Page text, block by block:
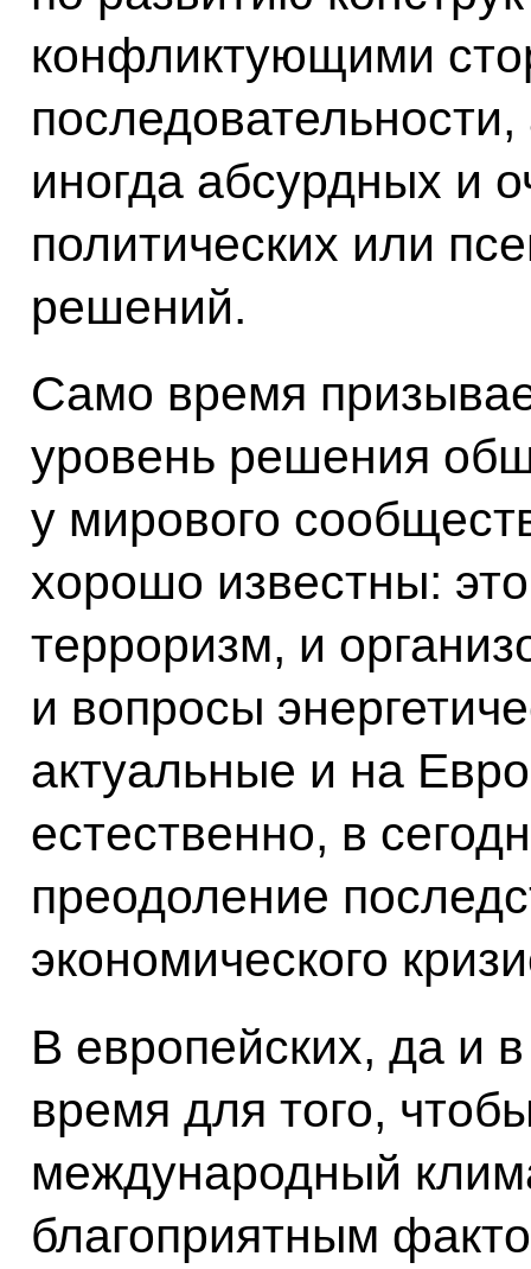
конфликтующими
иногда абсурдных и
политических или
решений.
Само время
уровень решения
у мирового
хорошо известны:
терроризм, и
и вопросы
актуальные и на
естественно, в
преодоление
экономического
В европейских, да и
время для того,
международный
благоприятным